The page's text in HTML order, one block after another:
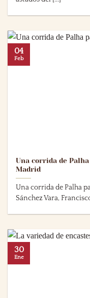
Una corrida de
Madrid
Una corrida de Palha
Sánchez Vara,
04
Feb
30
Ene